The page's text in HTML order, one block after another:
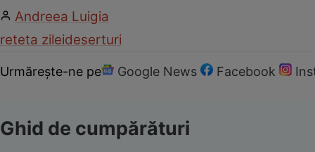
Andreea Luigia
reteta zileideserturi
Urmărește-ne pe Google News Facebook
Ghid de cumpărături